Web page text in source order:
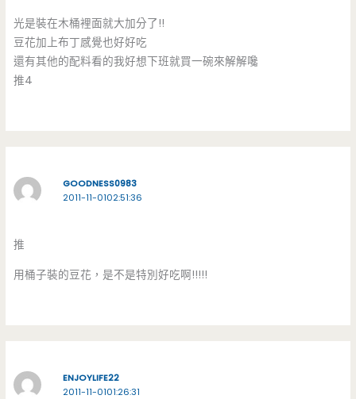
光是裝在木桶裡面就大加分了!!
豆花加上布丁感覺也好好吃
還有其他的配料看的我好想下班就買一碗來解解嚵
推4
GOODNESS0983
2011-11-0102:51:36
推
用桶子裝的豆花，是不是特別好吃啊!!!!!
ENJOYLIFE22
2011-11-0101:26:31